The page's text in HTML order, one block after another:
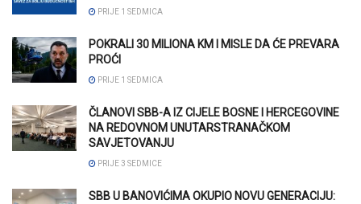
PRIJE 1 SEDMICA
POKRALI 30 MILIONA KM I MISLE DA ĆE PREVARA
PROĆI
PRIJE 1 SEDMICA
ČLANOVI SBB-A IZ CIJELE BOSNE I HERCEGOVINE
NA REDOVNOM UNUTARSTRANAČKOM
SAVJETOVANJU
PRIJE 3 SEDMICE
SBB U BANOVIĆIMA OKUPIO NOVU GENERACIJU: